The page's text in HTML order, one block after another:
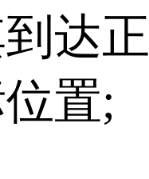
达
置;